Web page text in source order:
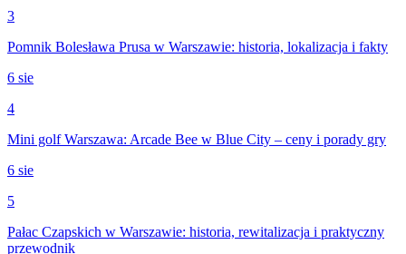
3
Pomnik Bolesława Prusa w Warszawie: historia, lokalizacja i fakty
6 sie
4
Mini golf Warszawa: Arcade Bee w Blue City – ceny i porady gry
6 sie
5
Pałac Czapskich w Warszawie: historia, rewitalizacja i praktyczny
przewodnik